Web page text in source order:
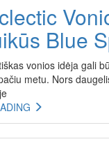
Blue
vonios idėja gali
metu. Nors